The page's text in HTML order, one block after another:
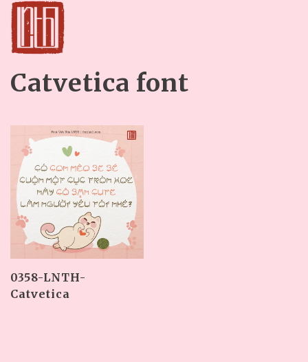
Catvetica font
0358-LNTH-
Catvetica